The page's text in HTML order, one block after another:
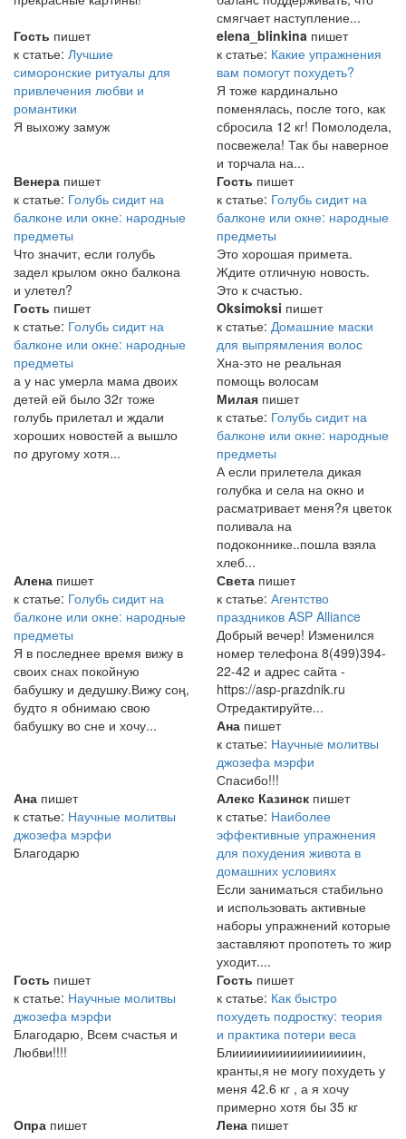
смягчает наступление...
Гость пишет
к статье: Лучшие
симоронские ритуалы для
привлечения любви и
романтики
Я выхожу замуж
elena_blinkina пишет
к статье: Какие упражнения
вам помогут похудеть?
Я тоже кардинально
поменялась, после того, как
сбросила 12 кг! Помолодела,
посвежела! Так бы наверное
и торчала на...
Венера пишет
к статье: Голубь сидит на
балконе или окне: народные
предметы
Что значит, если голубь
задел крылом окно балкона
и улетел?
Гость пишет
к статье: Голубь сидит на
балконе или окне: народные
предметы
Это хорошая примета.
Ждите отличную новость.
Это к счастью.
Гость пишет
к статье: Голубь сидит на
балконе или окне: народные
предметы
а у нас умерла мама двоих
детей ей было 32г тоже
голубь прилетал и ждали
хороших новостей а вышло
по другому хотя...
Oksimoksi пишет
к статье: Домашние маски
для выпрямления волос
Хна-это не реальная
помощь волосам
Милая пишет
к статье: Голубь сидит на
балконе или окне: народные
предметы
А если прилетела дикая
голубка и села на окно и
расматривает меня?я цветок
поливала на
подоконнике..пошла взяла
хлеб...
Алена пишет
к статье: Голубь сидит на
балконе или окне: народные
предметы
Я в последнее время вижу в
своих снах покойную
бабушку и дедушку.Вижу соң,
будто я обнимаю свою
бабушку во сне и хочу...
Света пишет
к статье: Агентство
праздников ASP Alliance
Добрый вечер! Изменился
номер телефона 8(499)394-
22-42 и адрес сайта -
https://asp-prazdnik.ru
Отредактируйте...
Ана пишет
к статье: Научные молитвы
джозефа мэрфи
Спасибо!!!
Ана пишет
к статье: Научные молитвы
джозефа мэрфи
Благодарю
Алекс Казинск пишет
к статье: Наиболее
эффективные упражнения
для похудения живота в
домашних условиях
Если заниматься стабильно
и использовать активные
наборы упражнений которые
заставляют пропотеть то жир
уходит....
Гость пишет
к статье: Научные молитвы
джозефа мэрфи
Благодарю, Всем счастья и
Любви!!!!
Гость пишет
к статье: Как быстро
похудеть подростку: теория
и практика потери веса
Блииииииииииииииииин,
кранты,я не могу похудеть у
меня 42.6 кг , а я хочу
примерно хотя бы 35 кг
Опра пишет
Лена пишет